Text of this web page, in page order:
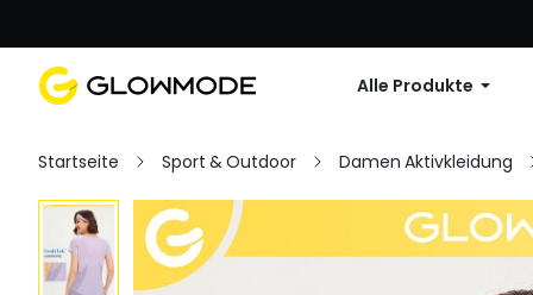
Alle Produkte
Startseite Sport & Outdoor Damen Aktivkleidung